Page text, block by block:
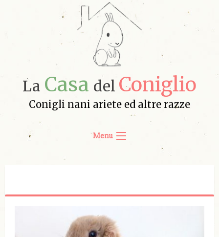
La Casa del Coniglio
Conigli nani ariete ed altre razze
Menu